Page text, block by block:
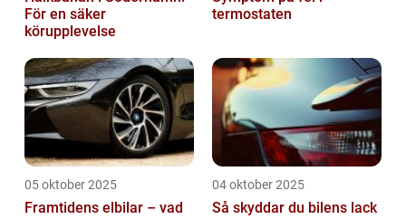
För en säker
körupplevelse
termostaten
05 oktober 2025
Framtidens elbilar – vad
04 oktober 2025
Så skyddar du bilens lack